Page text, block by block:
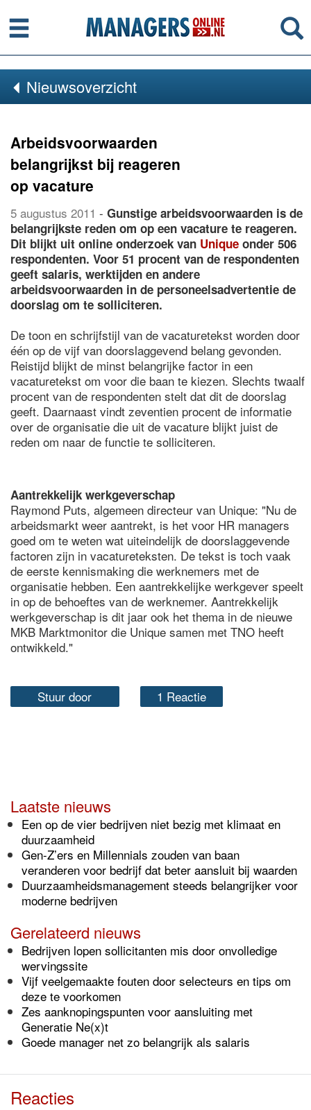
Menu
Nieuwsoverzicht
Arbeidsvoorwaarden
belangrijkst bij reageren
op vacature
5 augustus 2011 - Gunstige arbeidsvoorwaarden is de
belangrijkste reden om op een vacature te reageren.
Dit blijkt uit online onderzoek van Unique onder 506
respondenten. Voor 51 procent van de respondenten
geeft salaris, werktijden en andere
arbeidsvoorwaarden in de personeelsadvertentie de
doorslag om te solliciteren.
De toon en schrijfstijl van de vacaturetekst worden door
één op de vijf van doorslaggevend belang gevonden.
Reistijd blijkt de minst belangrijke factor in een
vacaturetekst om voor die baan te kiezen. Slechts twaalf
procent van de respondenten stelt dat dit de doorslag
geeft. Daarnaast vindt zeventien procent de informatie
over de organisatie die uit de vacature blijkt juist de
reden om naar de functie te solliciteren.
Aantrekkelijk werkgeverschap
Raymond Puts, algemeen directeur van Unique: "Nu de
arbeidsmarkt weer aantrekt, is het voor HR managers
goed om te weten wat uiteindelijk de doorslaggevende
factoren zijn in vacatureteksten. De tekst is toch vaak
de eerste kennismaking die werknemers met de
organisatie hebben. Een aantrekkelijke werkgever speelt
in op de behoeftes van de werknemer. Aantrekkelijk
werkgeverschap is dit jaar ook het thema in de nieuwe
MKB Marktmonitor die Unique samen met TNO heeft
ontwikkeld."
Stuur door 1 Reactie
Laatste nieuws
Een op de vier bedrijven niet bezig met klimaat en
duurzaamheid
Gen-Z’ers en Millennials zouden van baan
veranderen voor bedrijf dat beter aansluit bij waarden
Duurzaamheidsmanagement steeds belangrijker voor
moderne bedrijven
Gerelateerd nieuws
Bedrijven lopen sollicitanten mis door onvolledige
wervingssite
Vijf veelgemaakte fouten door selecteurs en tips om
deze te voorkomen
Zes aanknopingspunten voor aansluiting met
Generatie Ne(x)t
Goede manager net zo belangrijk als salaris
Reacties